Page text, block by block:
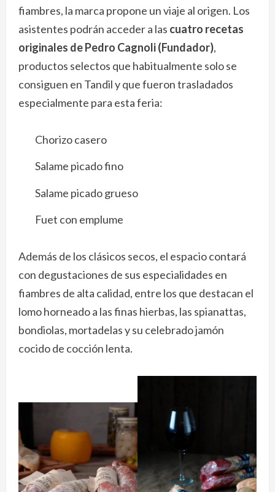
fiambres, la marca propone un viaje al origen. Los
asistentes podrán acceder a las cuatro recetas
originales de Pedro Cagnoli (Fundador),
productos selectos que habitualmente solo se
consiguen en Tandil y que fueron trasladados
especialmente para esta feria:
Chorizo casero
Salame picado fino
Salame picado grueso
Fuet con emplume
Además de los clásicos secos, el espacio contará
con degustaciones de sus especialidades en
fiambres de alta calidad, entre los que destacan el
lomo horneado a las finas hierbas, las spianattas,
bondiolas, mortadelas y su celebrado jamón
cocido de cocción lenta.